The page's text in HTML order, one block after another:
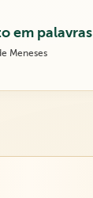
em palavras
Meneses